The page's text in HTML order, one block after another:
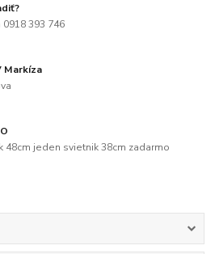
393 746
Markíza
48cm jeden svietnik 38cm zadarmo